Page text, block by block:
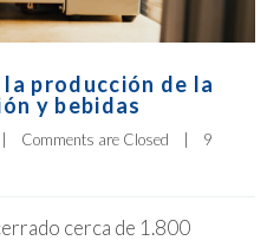
la producción de la
y bebidas
Comments are Closed
9
cerca de 1.800